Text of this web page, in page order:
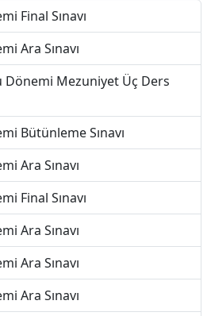
Final Sınavı
Ara Sınavı
Dönemi Mezuniyet Üç Ders
Bütünleme Sınavı
Ara Sınavı
Final Sınavı
Ara Sınavı
Ara Sınavı
Ara Sınavı